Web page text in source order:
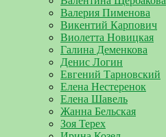
Валерия Пименова
Викентий Карпович
Виолетта Новицкая
Галина Деменкова
Денис Логин
Евгений Тарновский
Елена Нестеренок
Елена Шавель
Жанна Бельская
Зоя Терех